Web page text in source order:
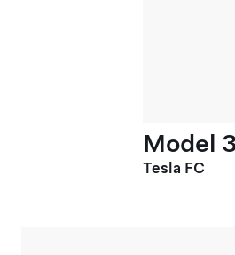
Model
Tesla FC